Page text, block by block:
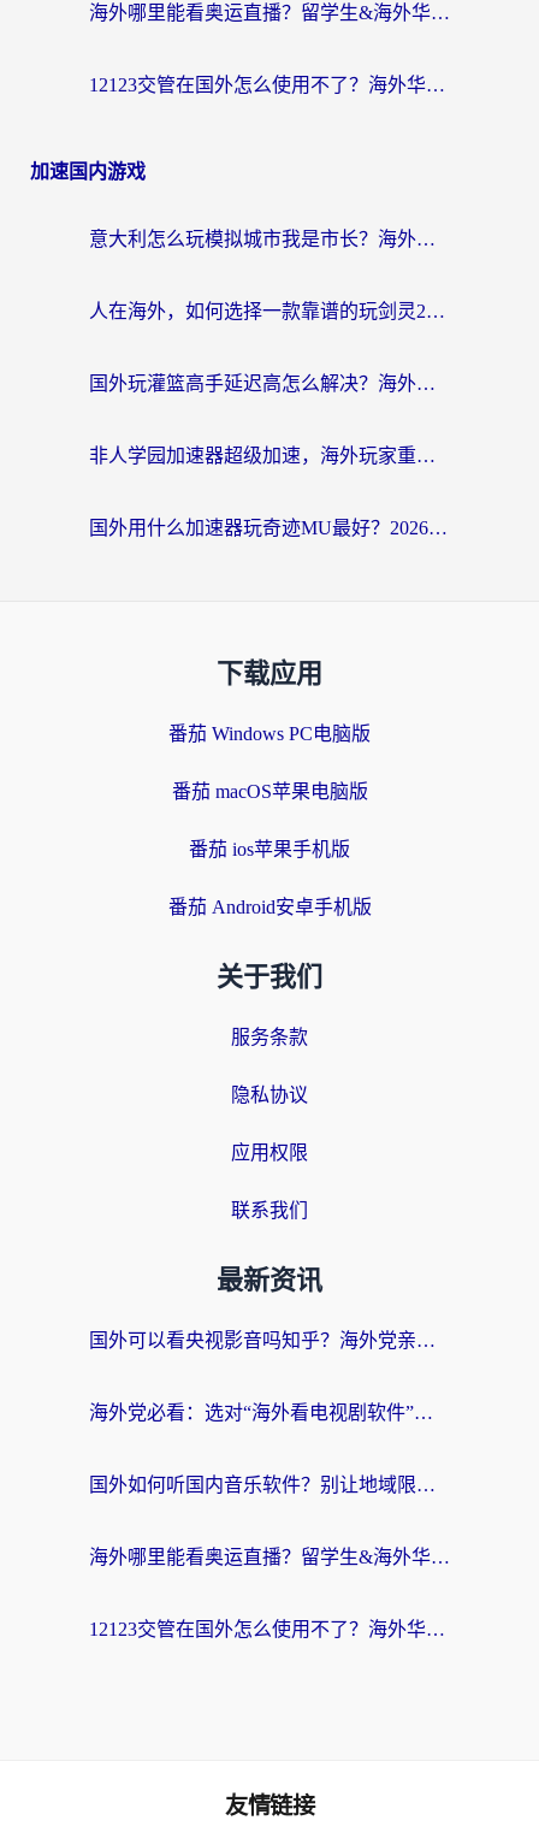
海外哪里能看奥运直播？留学生&海外华人必看的体育赛事观赛终极指南
12123交管在国外怎么使用不了？海外华人必看的无缝访问国内资源指南
加速国内游戏
意大利怎么玩模拟城市我是市长？海外党国服游戏加速终极攻略（附三国3量子特攻解决办法）
人在海外，如何选择一款靠谱的玩剑灵2加速器？
国外玩灌篮高手延迟高怎么解决？海外玩家国服游戏加速终极指南
非人学园加速器超级加速，海外玩家重返国服的通行证
国外用什么加速器玩奇迹MU最好？2026海外玩家国服游戏加速全攻略
下载应用
番茄 Windows PC电脑版
番茄 macOS苹果电脑版
番茄 ios苹果手机版
番茄 Android安卓手机版
关于我们
服务条款
隐私协议
应用权限
联系我们
最新资讯
国外可以看央视影音吗知乎？海外党亲测有效的回国加速方案
海外党必看：选对“海外看电视剧软件”，再也不用愁国内剧刷不了
国外如何听国内音乐软件？别让地域限制，断了你的中文歌单
海外哪里能看奥运直播？留学生&海外华人必看的体育赛事观赛终极指南
12123交管在国外怎么使用不了？海外华人必看的无缝访问国内资源指南
友情链接